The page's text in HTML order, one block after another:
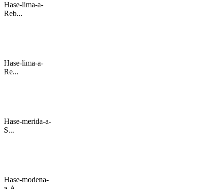
Hase-lima-a-
Reb...
Hase-lima-a-
Re...
Hase-merida-a-
S...
Hase-modena-